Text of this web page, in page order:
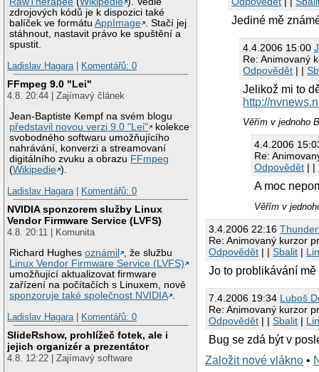
zdrojových kódů je k dispozici také
balíček ve formátuAppImage . Stačí jej
stáhnout, nastavit právo ke spuštění a
spustit.
Ladislav Hagara
Komentářů: 0
FFmpeg 9.0 "Lei"
4.8. 20:44 | Zajímavý článek
Jean-Baptiste Kempf na svém blogu
představil novou verzi 9.0 "Lei"
kolekce
svobodného softwaru umožňujícího
nahrávání, konverzi a streamovaní
digitálního zvuku a obrazu FFmpeg
(Wikipedie ).
Ladislav Hagara
Komentářů: 0
NVIDIA sponzorem služby Linux
Vendor Firmware Service (LVFS)
4.8. 20:11 | Komunita
Richard Hughesoznámil
, že službu
Linux Vendor Firmware Service (LVFS)
umožňující aktualizovat firmware
zařízení na počítačích s Linuxem, nově
sponzoruje také společnost NVIDIA .
Ladislav Hagara | Komentářů: 0
SlideRshow, prohlížeč fotek, ale i
jejich organizér a prezentátor
4.8. 12:22 | Zajímavý software
Jediné mě
4.4.2006 15:00
Re: Animovaný
Odpovědět | |
Jelikož mi to
http://
Věřím v jednoho
4.4.2006
Re:
Odpovědět | |
A moc
Věřím v
3.4.2006 22:16
Re: Animovaný kurzor
Odpovědět | |Sbalit |
Jo to problikávání
7.4.2006 19:34 Luboš
Re: Animovaný kurzor
Odpovědět | |Sbalit |
Bug se zdá být v
Založit nové vlákno •